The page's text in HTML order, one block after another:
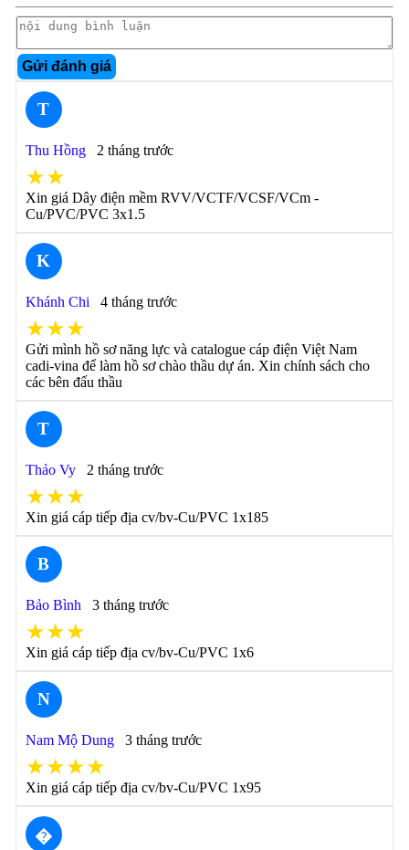
Gửi đánh giá
T
Thu Hồng 2 tháng trước
★★
Xin giá Dây điện mềm RVV/VCTF/VCSF/VCm -
Cu/PVC/PVC 3x1.5
K
Khánh Chi 4 tháng trước
★★★
Gửi mình hồ sơ năng lực và catalogue cáp điện Việt Nam
cadi-vina để làm hồ sơ chào thầu dự án. Xin chính sách cho
các bên đấu thầu
T
Thảo Vy 2 tháng trước
★★★
Xin giá cáp tiếp địa cv/bv-Cu/PVC 1x185
B
Bảo Bình 3 tháng trước
★★★
Xin giá cáp tiếp địa cv/bv-Cu/PVC 1x6
N
Nam Mộ Dung 3 tháng trước
★★★★
Xin giá cáp tiếp địa cv/bv-Cu/PVC 1x95
�